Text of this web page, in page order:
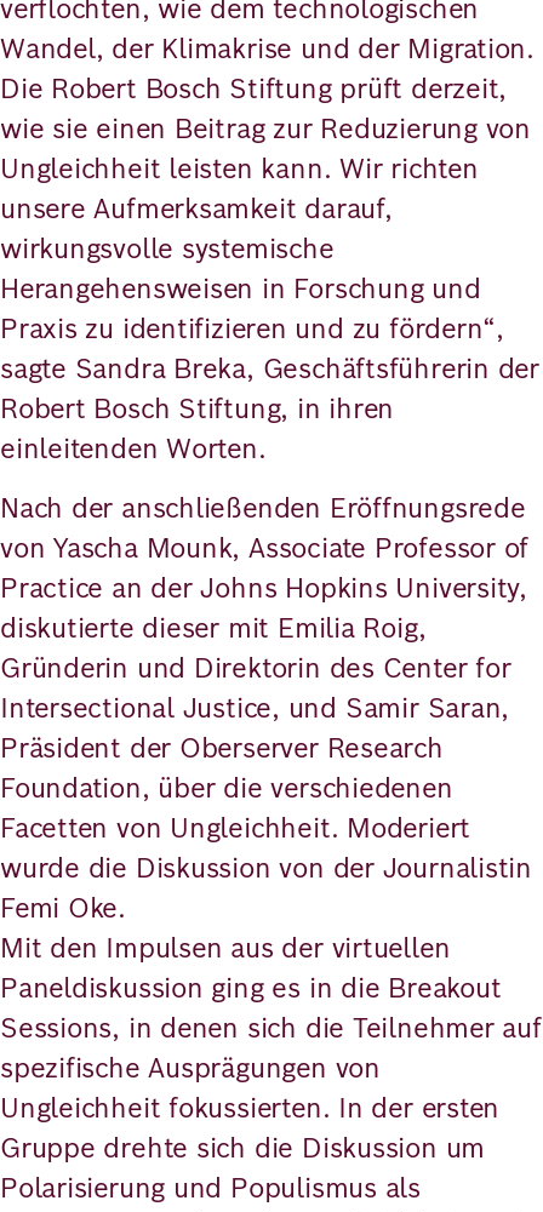
verflochten, wie dem technologischen
Wandel, der Klimakrise und der Migration.
Die Robert Bosch Stiftung prüft derzeit,
wie sie einen Beitrag zur Reduzierung von
Ungleichheit leisten kann. Wir richten
unsere Aufmerksamkeit darauf,
wirkungsvolle systemische
Herangehensweisen in Forschung und
Praxis zu identifizieren und zu fördern“,
sagte Sandra Breka, Geschäftsführerin der
Robert Bosch Stiftung, in ihren
einleitenden Worten.
Nach der anschließenden Eröffnungsrede
von Yascha Mounk, Associate Professor of
Practice an der Johns Hopkins University,
diskutierte dieser mit Emilia Roig,
Gründerin und Direktorin des Center for
Intersectional Justice, und Samir Saran,
Präsident der Oberserver Research
Foundation, über die verschiedenen
Facetten von Ungleichheit. Moderiert
wurde die Diskussion von der Journalistin
Femi Oke.
Mit den Impulsen aus der virtuellen
Paneldiskussion ging es in die Breakout
Sessions, in denen sich die Teilnehmer auf
spezifische Ausprägungen von
Ungleichheit fokussierten. In der ersten
Gruppe drehte sich die Diskussion um
Polarisierung und Populismus als